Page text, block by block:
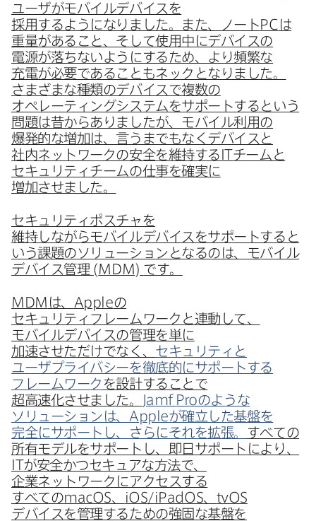
ユーザが​モバイルデバイスを​
採用するようになりました。​また、​ノート PC は​
重量が​ある​こと、​そして​使用中に​デバイスの​
電源が​落ちないように​する​ため、​より​頻繁な​
充電が​必要である​ことも​ネックと​なりました。​
さまざまな​種類の​デバイスで​複数の​
オペレーティングシステムを​サポートすると​いう​
問題は​昔から​ありましたが、​モバイル利用の​
爆発的な​増加は、​言うまでもなく​デバイスと​
社内ネットワークの​安全を​維持する ITチームと​
セキュリティチームの​仕事を​確実に​
増加させました。
セキュリティポスチャを​
維持しながらモバイルデバイスを​サポートすると​
いう​課題の​ソリューションと​なるのは、​モバイル
デバイス管理 (MDM) です。
MDM は、 Appleの​
セキュリティフレームワークと​連動して、​
モバイルデバイスの​管理を​単に​
加速させただけでなく、 セキュリティと​
ユーザプライバシーを​徹底的に​サポートする​
フレームワーク を​設計する​ことで​
超高速化させました。
Jamf Proのような​
ソリューションは、 Appleが​確立した​基盤を​
完全に​サポートし、​さらに​それを​拡張。
すべての​
所有モデルを​サポートし、​即日サポートに​より、
ITが​安全か​つセキュアな​方​法で、​
企業ネットワークに​アクセスする​
すべてのmacOS iOS/iPadOS
tvOS
デバイスを​管理する​ための​強固な​基盤を​